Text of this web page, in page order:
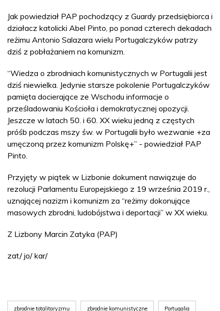
Jak powiedział PAP pochodzący z Guardy przedsiębiorca i
działacz katolicki Abel Pinto, po ponad czterech dekadach
reżimu Antonio Salazara wielu Portugalczyków patrzy
dziś z pobłażaniem na komunizm.
“Wiedza o zbrodniach komunistycznych w Portugalii jest
dziś niewielka. Jedynie starsze pokolenie Portugalczyków
pamięta docierające ze Wschodu informacje o
prześladowaniu Kościoła i demokratycznej opozycji.
Jeszcze w latach 50. i 60. XX wieku jedną z częstych
próśb podczas mszy św. w Portugalii było wezwanie +za
umęczoną przez komunizm Polskę+” - powiedział PAP
Pinto.
Przyjęty w piątek w Lizbonie dokument nawiązuje do
rezolucji Parlamentu Europejskiego z 19 września 2019 r.,
uznającej nazizm i komunizm za “reżimy dokonujące
masowych zbrodni, ludobójstwa i deportacji” w XX wieku.
Z Lizbony Marcin Zatyka (PAP)
zat/ jo/ kar/
zbrodnie totalitaryzmu zbrodnie komunistyczne Portugalia